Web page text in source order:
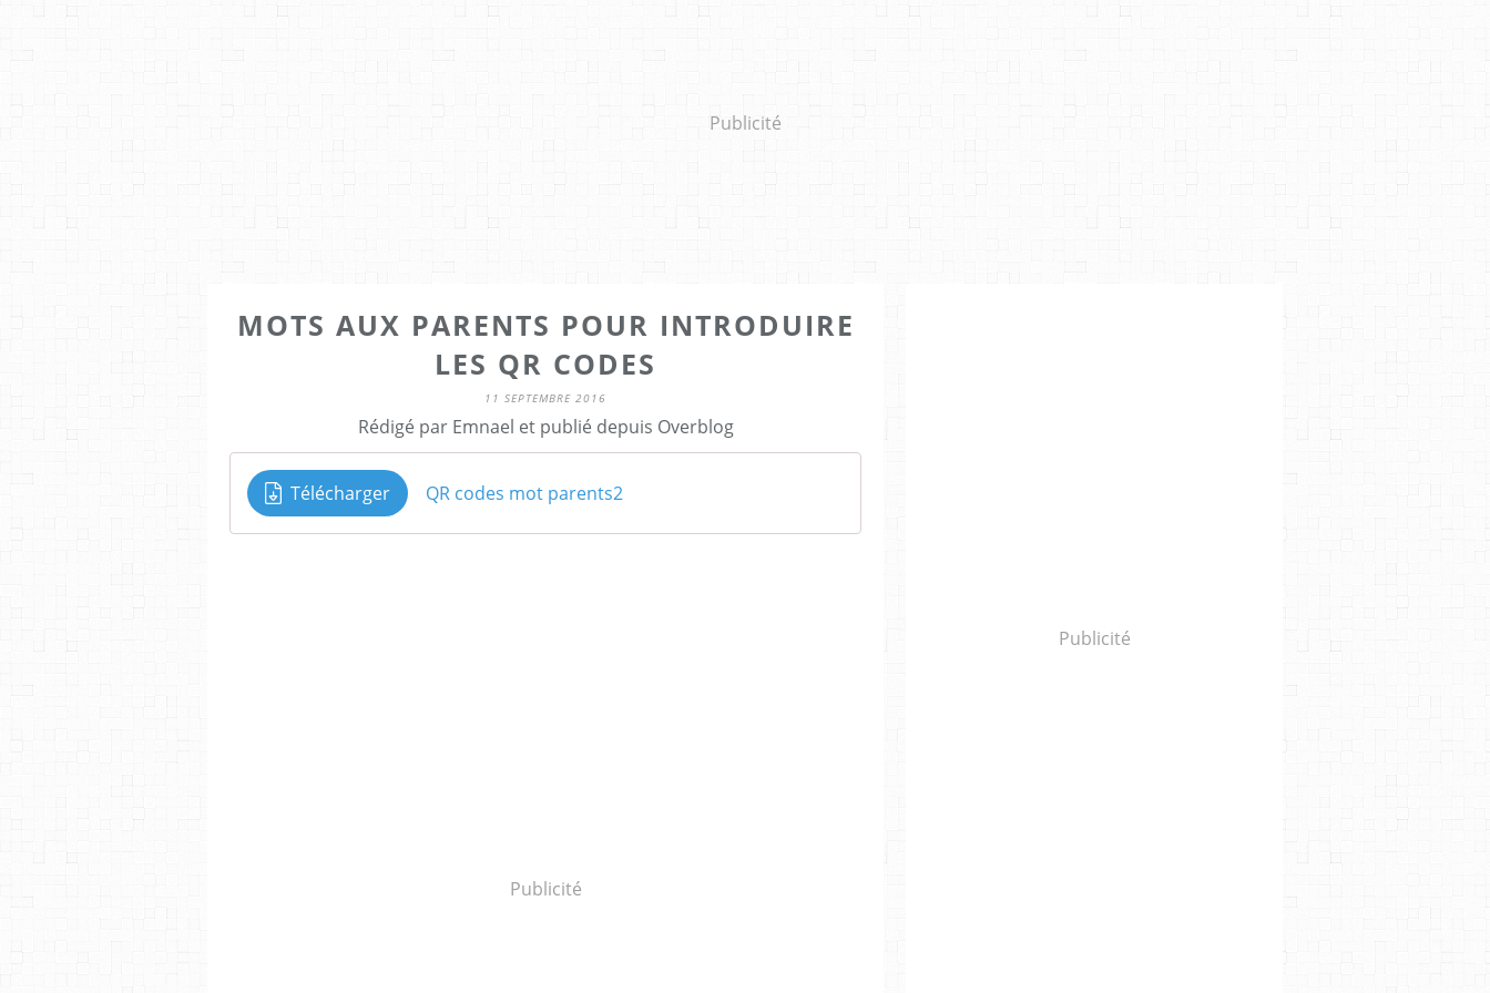
Publicité
MOTS AUX PARENTS POUR INTRODUIRE
LES QR CODES
11 SEPTEMBRE 2016
Rédigé par Emnael et publié depuis Overblog
Télécharger QR codes mot parents2
Publicité
Publicité